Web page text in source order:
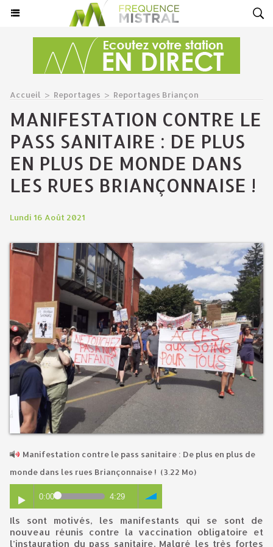
Accueil > Reportages > Reportages Briançon
MANIFESTATION CONTRE LE
PASS SANITAIRE : DE PLUS
EN PLUS DE MONDE DANS
LES RUES BRIANÇONNAISE !
Lundi 16 Août 2021
Manifestation contre le pass sanitaire : De plus en plus de
monde dans les rues Briançonnaise ! (3.22 Mo)
0:00 4:29
Ils sont motivés, les manifestants qui se sont de
nouveau réunis contre la vaccination obligatoire et
l’instauration du pass sanitaire. Malgré les très fortes